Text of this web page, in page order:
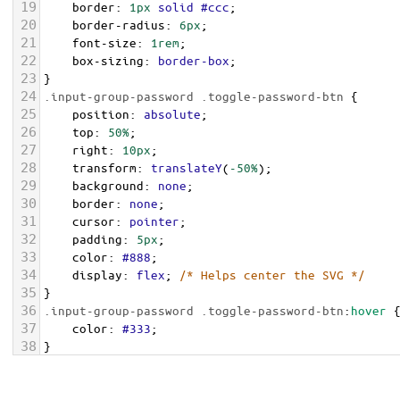
19 border: 1px solid #ccc;
20 border-radius: 6px;
21 font-size: 1rem;
22 box-sizing: border-box;
23 }
24 .input-group-password .toggle-password-btn {
25 position: absolute;
26 top: 50%;
27 right: 10px;
28 transform: translateY( -50%);
29 background: none;
30 border: none;
31 cursor: pointer;
32 padding: 5px;
33 color: #888;
34 display: flex; /* Helps center the SVG */
35 }
36 .input-group-password .toggle-password-btn: hover {
37 color: #333;
38 }